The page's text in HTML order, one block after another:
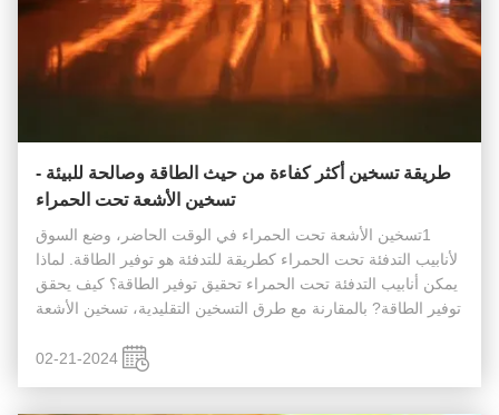
طريقة تسخين أكثر كفاءة من حيث الطاقة وصالحة للبيئة -
تسخين الأشعة تحت الحمراء
1تسخين الأشعة تحت الحمراء في الوقت الحاضر، وضع السوق
لأنابيب التدفئة تحت الحمراء كطريقة للتدفئة هو توفير الطاقة. لماذا
يمكن أنابيب التدفئة تحت الحمراء تحقيق توفير الطاقة؟ كيف يحقق
توفير الطاقة? بالمقارنة مع طرق التسخين التقليدية، تسخين الأشعة
02-21-2024